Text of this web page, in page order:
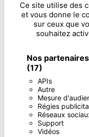
Ce site utilise des
et vous donne le
sur ceux que
souhaitez
Nos partenaires
(17)
APIs
Autre
Mesure
Régies
Réseaux
Support
Vidéos
En cochant cette
particulières ci-
** Les données
de vous contacter. Elles
traitants. Vous disposez
de portabilité, de limitation,
consentement à tout
auprès d’une autorité de
données post-mortem.
ou par courrier